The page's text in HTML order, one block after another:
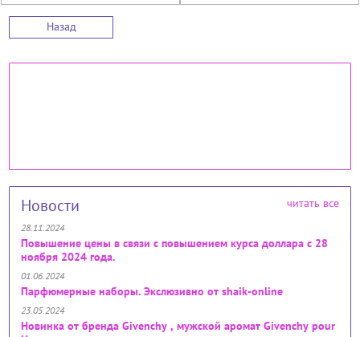
Назад
Новости читать все
28.11.2024
Повышение цены в связи с повышением курса доллара с 28
ноября 2024 года.
01.06.2024
Парфюмерные наборы. Экслюзивно от shaik-online
23.05.2024
Новинка от бренда Givenchy , мужской аромат Givenchy pour